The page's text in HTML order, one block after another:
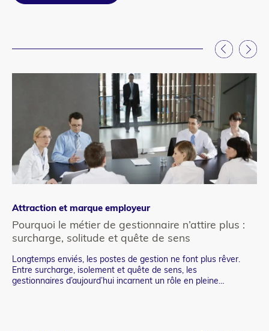
Attraction et marque employeur
Pourquoi le métier de gestionnaire n’attire plus :
surcharge, solitude et quête de sens
Teaser
Longtemps enviés, les postes de gestion ne font plus rêver.
Entre surcharge, isolement et quête de sens, les
gestionnaires d’aujourd’hui incarnent un rôle en pleine